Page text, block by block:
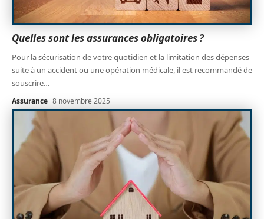
Quelles sont les assurances obligatoires ?
Pour la sécurisation de votre quotidien et la limitation des dépenses
suite à un accident ou une opération médicale, il est recommandé de
souscrire…
Assurance 8 novembre 2025